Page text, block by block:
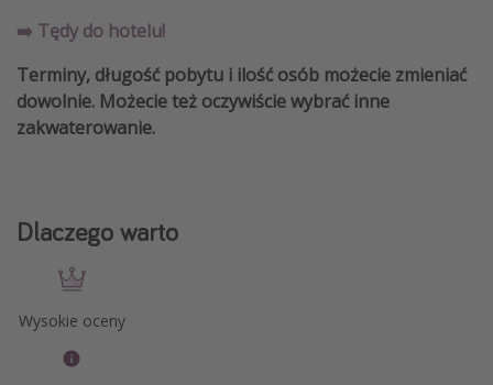
➡️ Tędy do hotelu!
Terminy, długość pobytu i ilość osób możecie zmieniać
dowolnie. Możecie też oczywiście wybrać inne
zakwaterowanie.
Dlaczego warto
Wysokie oceny